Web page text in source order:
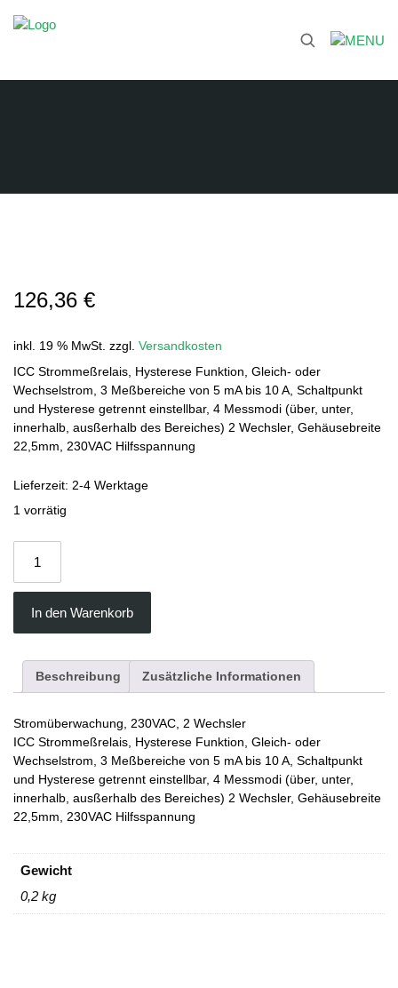
126,36 €
inkl. 19 % MwSt. zzgl. Versandkosten
ICC Strommeßrelais, Hysterese Funktion, Gleich- oder
Wechselstrom, 3 Meßbereiche von 5 mA bis 10 A, Schaltpunkt
und Hysterese getrennt einstellbar, 4 Messmodi (über, unter,
innerhalb, ausßerhalb des Bereiches) 2 Wechsler, Gehäusebreite
22,5mm, 230VAC Hilfsspannung
Lieferzeit: 2-4 Werktage
1 vorrätig
In den Warenkorb
Beschreibung Zusätzliche Informationen
Stromüberwachung, 230VAC, 2 Wechsler
ICC Strommeßrelais, Hysterese Funktion, Gleich- oder
Wechselstrom, 3 Meßbereiche von 5 mA bis 10 A, Schaltpunkt
und Hysterese getrennt einstellbar, 4 Messmodi (über, unter,
innerhalb, ausßerhalb des Bereiches) 2 Wechsler, Gehäusebreite
22,5mm, 230VAC Hilfsspannung
Gewicht
0,2 kg